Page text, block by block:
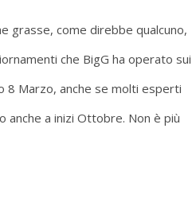
grasse, come direbbe qualcuno,
che BigG ha operato sui
8 Marzo, anche se molti esperti
a inizi Ottobre. Non è più